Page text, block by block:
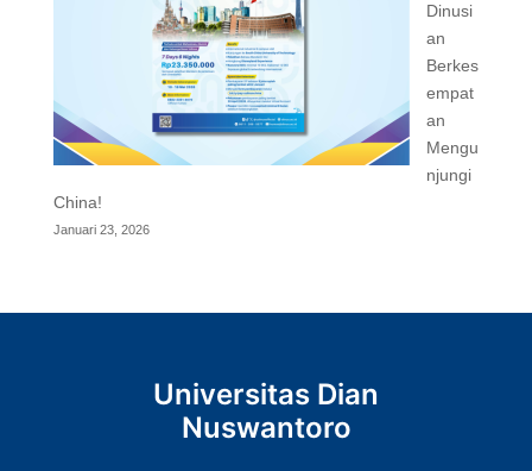
Dinusi
an
Berkes
empat
an
Mengu
njungi
China!
Januari 23, 2026
Universitas Dian
Nuswantoro